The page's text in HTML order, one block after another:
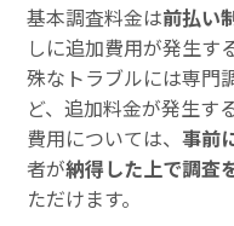
基本調査料金は前払い
しに追加費用が発生す
殊なトラブルには専門
ど、追加料金が発生す
費用については、事前
者が納得した上で調査
ただけます。